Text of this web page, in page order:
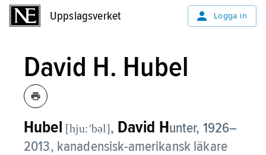
Uppslagsverket Logga in
David H. Hubel
Hubel [hju:ʹbəl], David Hunter, 1926–
2013, kanadensisk-amerikansk läkare